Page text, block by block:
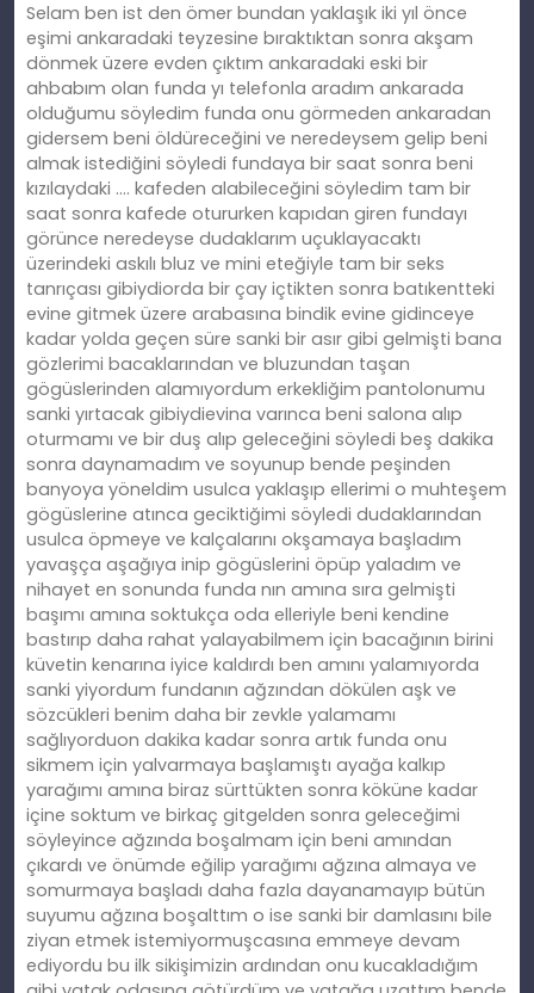
Selam ben ist den ömer bundan yaklaşık iki yıl önce
eşimi ankaradaki teyzesine bıraktıktan sonra akşam
dönmek üzere evden çıktım ankaradaki eski bir
ahbabım olan funda yı telefonla aradım ankarada
olduğumu söyledim funda onu görmeden ankaradan
gidersem beni öldüreceğini ve neredeysem gelip beni
almak istediğini söyledi fundaya bir saat sonra beni
kızılaydaki …. kafeden alabileceğini söyledim tam bir
saat sonra kafede otururken kapıdan giren fundayı
görünce neredeyse dudaklarım uçuklayacaktı
üzerindeki askılı bluz ve mini eteğiyle tam bir seks
tanrıçası gibiydiorda bir çay içtikten sonra batıkentteki
evine gitmek üzere arabasına bindik evine gidinceye
kadar yolda geçen süre sanki bir asır gibi gelmişti bana
gözlerimi bacaklarından ve bluzundan taşan
gögüslerinden alamıyordum erkekliğim pantolonumu
sanki yırtacak gibiydievina varınca beni salona alıp
oturmamı ve bir duş alıp geleceğini söyledi beş dakika
sonra daynamadım ve soyunup bende peşinden
banyoya yöneldim usulca yaklaşıp ellerimi o muhteşem
gögüslerine atınca geciktiğimi söyledi dudaklarından
usulca öpmeye ve kalçalarını okşamaya başladım
yavaşça aşağıya inip gögüslerini öpüp yaladım ve
nihayet en sonunda funda nın amına sıra gelmişti
başımı amına soktukça oda elleriyle beni kendine
bastırıp daha rahat yalayabilmem için bacağının birini
küvetin kenarına iyice kaldırdı ben amını yalamıyorda
sanki yiyordum fundanın ağzından dökülen aşk ve
sözcükleri benim daha bir zevkle yalamamı
sağlıyorduon dakika kadar sonra artık funda onu
sikmem için yalvarmaya başlamıştı ayağa kalkıp
yarağımı amına biraz sürttükten sonra köküne kadar
içine soktum ve birkaç gitgelden sonra geleceğimi
söyleyince ağzında boşalmam için beni amından
çıkardı ve önümde eğilip yarağımı ağzına almaya ve
somurmaya başladı daha fazla dayanamayıp bütün
suyumu ağzına boşalttım o ise sanki bir damlasını bile
ziyan etmek istemiyormuşcasına emmeye devam
ediyordu bu ilk sikişimizin ardından onu kucakladığım